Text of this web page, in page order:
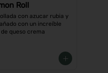
Roll
con azucar rubia y
con un increíble
queso crema